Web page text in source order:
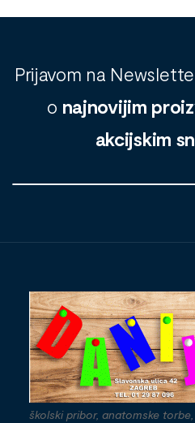
Prijavom na
o najnovijim
akcijskim
školski pribor, anatomske